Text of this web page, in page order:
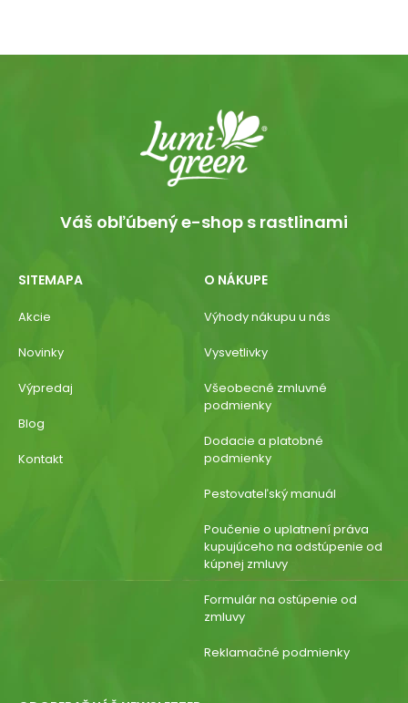
Váš obľúbený e-shop s rastlinami
SITEMAPA
Akcie
Novinky
Výpredaj
Blog
Kontakt
O NÁKUPE
Výhody nákupu u nás
Vysvetlivky
Všeobecné zmluvné
podmienky
Dodacie a platobné
podmienky
Pestovateľský manuál
Poučenie o uplatnení práva
kupujúceho na odstúpenie od
kúpnej zmluvy
Formulár na ostúpenie od
zmluvy
Reklamačné podmienky